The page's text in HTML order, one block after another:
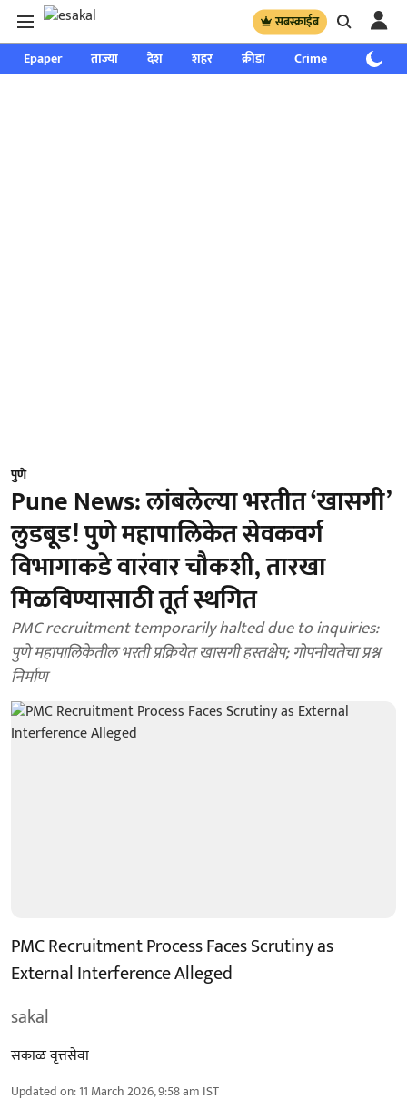
सबस्क्राईब
Epaper ताज्या देश शहर क्रीडा Crime साप्ताहिक
पुणे
Pune News: लांबलेल्या भरतीत ‘खासगी’
लुडबूड! पुणे महापालिकेत सेवकवर्ग
विभागाकडे वारंवार चौकशी, तारखा
मिळविण्यासाठी तूर्त स्थगित
PMC recruitment temporarily halted due to inquiries:
पुणे महापालिकेतील भरती प्रक्रियेत खासगी हस्तक्षेप; गोपनीयतेचा प्रश्न
निर्माण
PMC Recruitment Process Faces Scrutiny as
External Interference Alleged
sakal
सकाळ वृत्तसेवा
Updated on:11 March 2026, 9:58 am IST